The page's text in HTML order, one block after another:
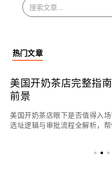
热门文章
美国开奶茶店完整指
前景
美国开奶茶店眼下是否值得入
选址逻辑与审批流程全解析，帮